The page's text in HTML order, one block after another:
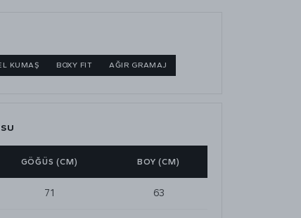
KUMAŞ BOXY FIT AĞIR GRAMAJ
GÖĞÜS (CM) BOY (CM)
71 63